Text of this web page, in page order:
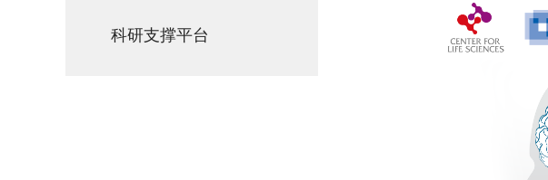
科研支撑平台